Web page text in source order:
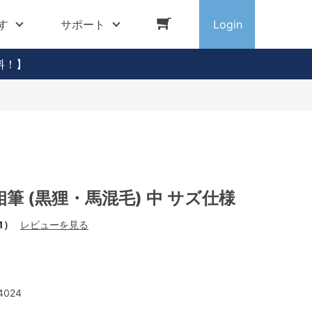
サポート Login
】
筆 (黒狸・馬混毛) 中 サズ仕様
レビューを見る